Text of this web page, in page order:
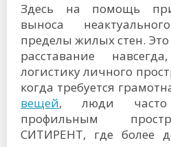
Здесь на помощь
выноса
пределы жилых стен.
расставание
логистику личного
когда требуется
вещей, люди часто
профильным
СИТИРЕНТ, где более